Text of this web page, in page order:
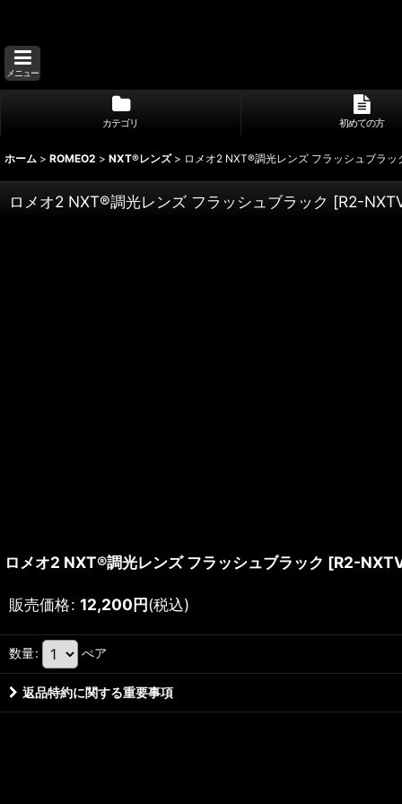
メニュー
カテゴリ 初めての方
ホーム > ROMEO2 > NXT®レンズ > ロメオ2 NXT®調光レンズ フラッシュブラッ
ロメオ2 NXT®調光レンズ フラッシュブラック [R2-
ロメオ2 NXT®調光レンズ フラッシュブラック [R2-
販売価格: 12,200円(税込)
数量: ぺア
返品特約に関する重要事項